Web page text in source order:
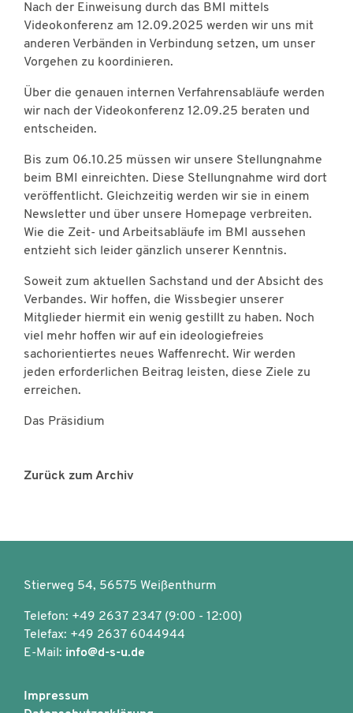
Nach der Einweisung durch das BMI mittels
Videokonferenz am 12.09.2025 werden wir uns mit
anderen Verbänden in Verbindung setzen, um unser
Vorgehen zu koordinieren.
Über die genauen internen Verfahrensabläufe werden
wir nach der Videokonferenz 12.09.25 beraten und
entscheiden.
Bis zum 06.10.25 müssen wir unsere Stellungnahme
beim BMI einreichten. Diese Stellungnahme wird dort
veröffentlicht. Gleichzeitig werden wir sie in einem
Newsletter und über unsere Homepage verbreiten.
Wie die Zeit- und Arbeitsabläufe im BMI aussehen
entzieht sich leider gänzlich unserer Kenntnis.
Soweit zum aktuellen Sachstand und der Absicht des
Verbandes. Wir hoffen, die Wissbegier unserer
Mitglieder hiermit ein wenig gestillt zu haben. Noch
viel mehr hoffen wir auf ein ideologiefreies
sachorientiertes neues Waffenrecht. Wir werden
jeden erforderlichen Beitrag leisten, diese Ziele zu
erreichen.
Das Präsidium
Zurück zum Archiv
Stierweg 54, 56575 Weißenthurm
Telefon: +49 2637 2347 (9:00 - 12:00)
Telefax: +49 2637 6044944
E-Mail: info@d-s-u.de
Impressum